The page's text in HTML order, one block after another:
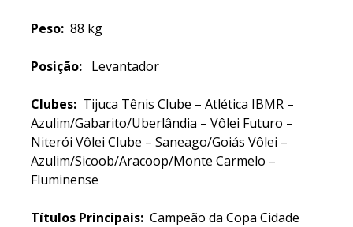
Peso: 88 kg
Posição: Levantador
Clubes: Tijuca Tênis Clube – Atlética IBMR –
Azulim/Gabarito/Uberlândia – Vôlei Futuro –
Niterói Vôlei Clube – Saneago/Goiás Vôlei –
Azulim/Sicoob/Aracoop/Monte Carmelo –
Fluminense
Títulos Principais: Campeão da Copa Cidade